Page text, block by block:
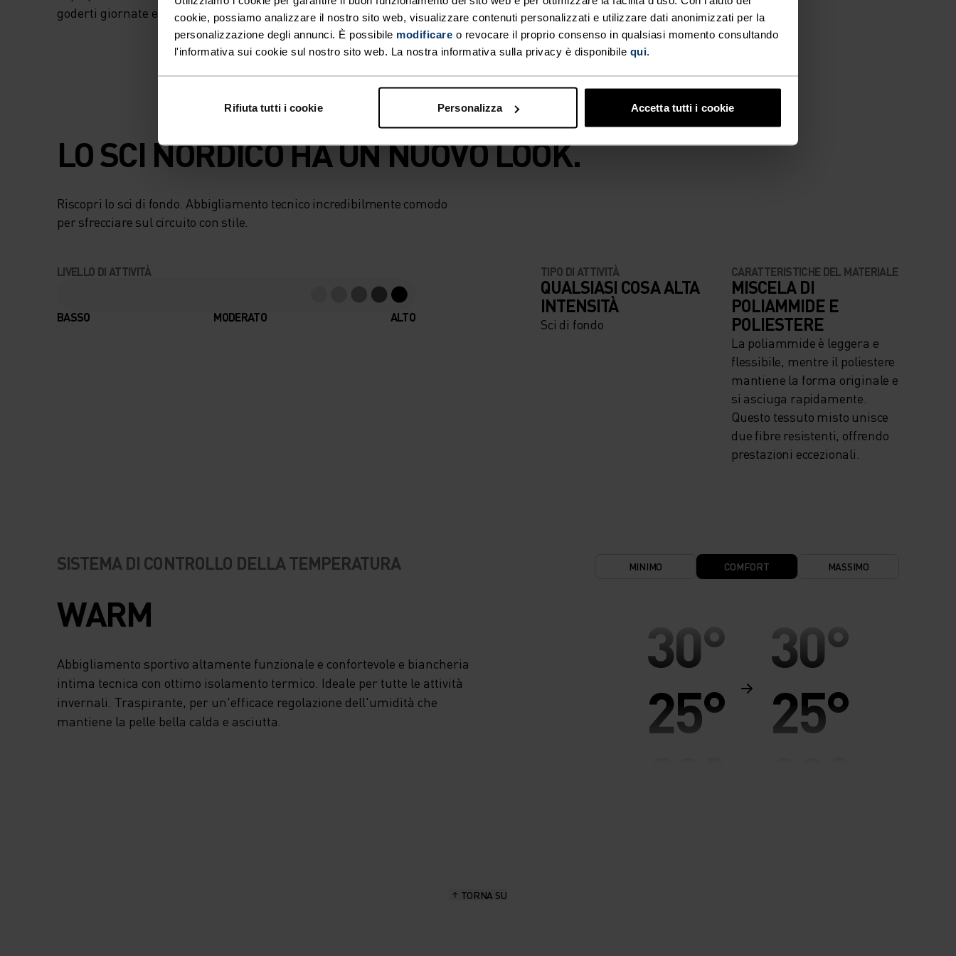
cookie, possiamo analizzare il nostro sito web, visualizzare contenuti personalizzati e utilizzare dati anonimizzati per la
personalizzazione degli annunci. È possibile modificare o revocare il proprio consenso in qualsiasi momento consultando
l'informativa sui cookie sul nostro sito web. La nostra informativa sulla privacy è disponibile qui.
Rifiuta tutti i cookie Personalizza Accetta tutti i cookie
goderti giornate eccezionali sugli sci.
LO SCI NORDICO HA UN NUOVO LOOK.
Riscopri lo sci di fondo. Abbigliamento tecnico incredibilmente comodo
per sfrecciare sul circuito con stile.
LIVELLO DI ATTIVITÀ
BASSO MODERATO ALTO
TIPO DI ATTIVITÀ
QUALSIASI COSA ALTA
INTENSITÀ
Sci di fondo
CARATTERISTICHE DEL MATERIALE
MISCELA DI
POLIAMMIDE E
POLIESTERE
La poliammide è leggera e
flessibile, mentre il poliestere
mantiene la forma originale e
si asciuga rapidamente.
Questo tessuto misto unisce
due fibre resistenti, offrendo
prestazioni eccezionali.
SISTEMA DI CONTROLLO DELLA TEMPERATURA
WARM
Abbigliamento sportivo altamente funzionale e confortevole e biancheria
intima tecnica con ottimo isolamento termico. Ideale per tutte le attività
invernali. Traspirante, per un'efficace regolazione dell'umidità che
mantiene la pelle bella calda e asciutta.
MINIMO COMFORT MASSIMO
30°
25°
30°
25°
TORNA SU